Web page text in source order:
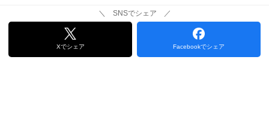
＼ SNSでシェア ／
Xでシェア Facebookでシェア